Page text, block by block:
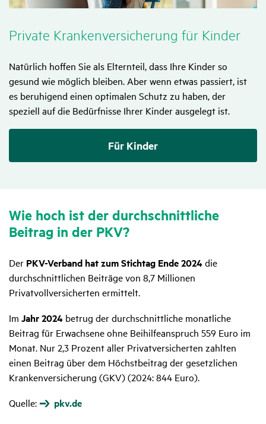
Private Kran­ken­ver­si­che­rung für Kinder
Natürlich hoffen Sie als Elternteil, dass Ihre Kinder so
gesund wie möglich bleiben. Aber wenn etwas passiert, ist
es beruhigend einen optimalen Schutz zu haben, der
speziell auf die Bedürfnisse Ihrer Kinder ausgelegt ist.
Für Kinder
Wie hoch ist der durch­schnitt­liche
Beitrag in der PKV?
Der PKV-Verband hat zum Stichtag Ende 2024die
durchschnittlichen Beiträge von 8,7 Millionen
Privatvollversicherten ermittelt.
Im Jahr 2024 betrug der durchschnittliche monatliche
Beitrag für Erwachsene ohne Beihilfeanspruch 559 Euro im
Monat. Nur 2,3 Prozent aller Privatversicherten zahlten
einen Beitrag über dem Höchstbeitrag der gesetzlichen
Krankenversicherung (GKV) (2024: 844 Euro).
Quelle:
pkv.de